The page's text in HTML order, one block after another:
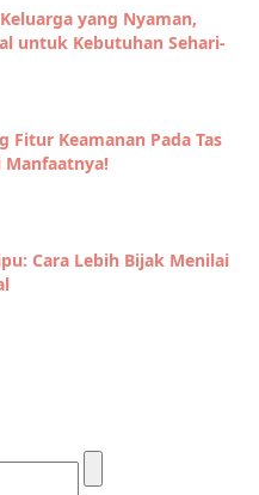
yang Nyaman,
untuk Kebutuhan Sehari-
Fitur Keamanan Pada Tas
Manfaatnya!
Cara Lebih Bijak Menilai